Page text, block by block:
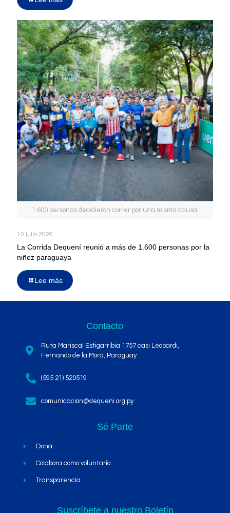
1.600 personas decidieron correr por una misma causa.
10 julio 2026
La Corrida Dequení reunió a más de 1.600 personas por la
niñez paraguaya
Lee más
Contacto
Ruta Mariscal Estigarribia 1757 casi Leopardi,
Fernando de la Mora, Paraguay
(595 21) 520519
comunicacion@dequeni.org.py
Sé Parte
Doná
Colabora como voluntario
Transparencia
Suscríbete a nuestro Boletín